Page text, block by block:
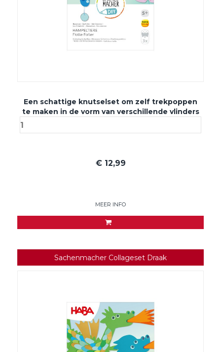
Een schattige knutselset om zelf trekpoppen
te maken in de vorm van verschillende vlinders
€ 12,99
MEER INFO
Sachenmacher Collageset Draak